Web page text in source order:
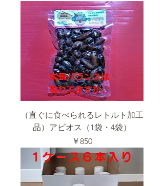
（直ぐに食べられるレトルト加工
品）アピオス（1袋・4袋）
価格
￥850